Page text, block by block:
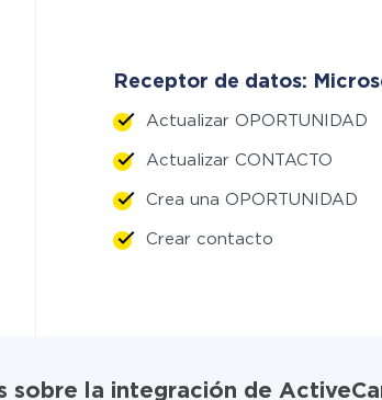
Receptor de datos:
Actualizar OPORTUNIDAD
Actualizar CONTACTO
Crea una OPORTUNIDAD
Crear contacto
sobre la integración de